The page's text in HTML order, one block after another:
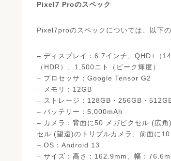
Pixel7 Proのスペック
Pixel7proのスペックについては、以下
– ディスプレイ：6.7インチ、QHD+（
（HDR）、1,500ニト（ピーク輝度）
– プロセッサ：Google Tensor G2
– メモリ：12GB
– ストレージ：128GB・256GB・
– バッテリー：5,000mAh
– カメラ：背面に50 メガピクセル (広
セル (望遠)のトリプルカメラ、前面に
– OS：Android 13
– サイズ：高さ：162.9mm、幅：